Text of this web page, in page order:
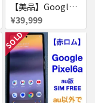
【美品】Google Pixel8 128GB 赤ロム
¥39,999
SOLD